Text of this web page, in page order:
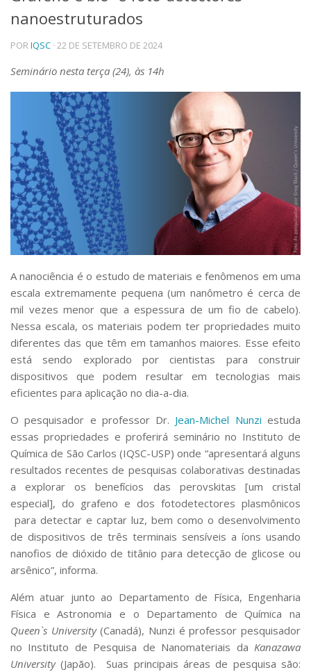
Telefones e Mapas
Pessoas
Ensino
Graduação
Educação a distância
Cursos de Extensão
Pesquisa e Inovação
Linhas de Pesquisa
Centros, Núcleos e Projetos em Rede
Pós-doutorado
Iniciação Científica
Transferência de Tecnologia
Empresas Juniores
Extensão à Comunidade
Artes, Cultura e Esportes
Museus e Espaços Interativos
Serviços
Bibliotecas
Apoio ao Estudante
Segurança, Trânsito e Prevenção
RH, Administrativo e Financeiro
Outros serviços
Comunicação
Assessorias e Mídias
Aplicativos e Sites
Jornal da USP
Agenda de Eventos
nanoestruturados
PORIQSC · 22 DE SETEMBRO DE 2024
Seminário nesta terça (24), às 14h
A nanociência é o estudo de materiais e fenômenos em uma
escala extremamente pequena (um nanômetro é cerca de
mil vezes menor que a espessura de um fio de cabelo).
Nessa escala, os materiais podem ter propriedades muito
diferentes das que têm em tamanhos maiores. Esse efeito
está sendo explorado por cientistas para construir
dispositivos que podem resultar em tecnologias mais
eficientes para aplicação no dia-a-dia.
O pesquisador e professor Dr. Jean-Michel Nunzi estuda
essas propriedades e proferirá seminário no Instituto de
Química de São Carlos (IQSC-USP) onde “apresentará alguns
resultados recentes de pesquisas colaborativas destinadas
a explorar os benefícios das perovskitas [um cristal
especial], do grafeno e dos fotodetectores plasmônicos
para detectar e captar luz, bem como o desenvolvimento
de dispositivos de três terminais sensíveis a íons usando
nanofios de dióxido de titânio para detecção de glicose ou
arsênico”, informa.
Além atuar junto ao Departamento de Física, Engenharia
Física e Astronomia e o Departamento de Química na
Queen`s University(Canadá), Nunzi é professor pesquisador
no Instituto de Pesquisa de Nanomateriais da Kanazawa
University(Japão). Suas principais áreas de pesquisa são: